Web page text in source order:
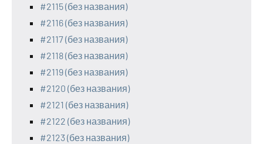
#2115 (без названия)
#2116 (без названия)
#2117 (без названия)
#2118 (без названия)
#2119 (без названия)
#2120 (без названия)
#2121 (без названия)
#2122 (без названия)
#2123 (без названия)